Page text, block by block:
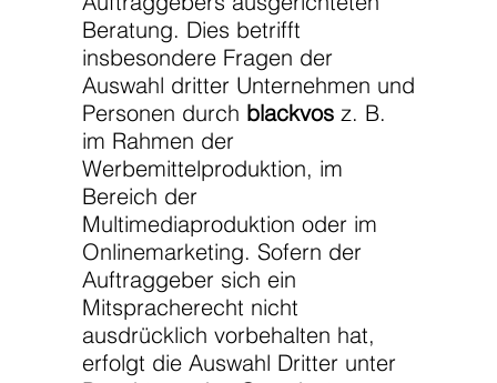
Beratung. Dies betrifft
insbesondere Fragen der
Auswahl dritter Unternehmen und
Personen durch blackvos z. B.
im Rahmen der
Werbemittelproduktion, im
Bereich der
Multimediaproduktion oder im
Onlinemarketing. Sofern der
Auftraggeber sich ein
Mitspracherecht nicht
ausdrücklich vorbehalten hat,
erfolgt die Auswahl Dritter unter